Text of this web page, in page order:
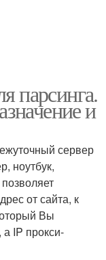
парсинга.
и
сервер
ноутбук,
от сайта, к
Вы
IP прокси-